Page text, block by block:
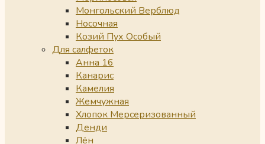
Монгольский Верблюд
Носочная
Козий Пух Особый
Для салфеток
Анна 16
Канарис
Камелия
Жемчужная
Хлопок Мерсеризованный
Денди
Лён